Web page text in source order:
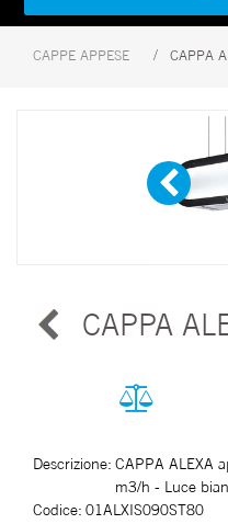
CAPPE APPESE CAPPA
CAPPA
Descrizione: CAPPA ALEXA
m3/h - Luce
Codice: 01ALXIS090ST80